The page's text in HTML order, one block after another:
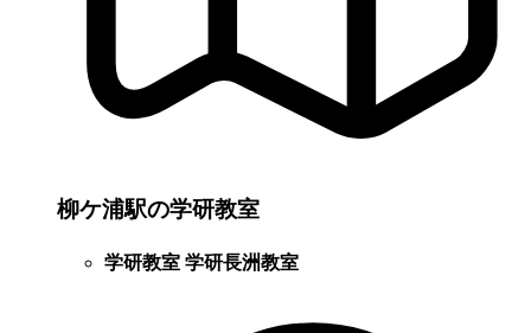
柳ケ浦駅の学研教室
学研教室 学研長洲教室